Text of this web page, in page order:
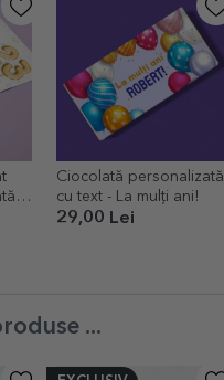
Ciocolată personalizată
cu text - La mulți ani!
29,00 Lei
...